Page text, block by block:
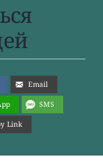
Email
SMS
Link